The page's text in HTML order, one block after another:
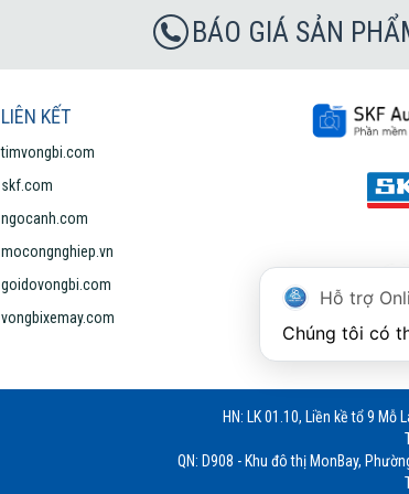
BÁO GIÁ SẢN
LIÊN KẾT
timvongbi.com
skf.com
ngocanh.com
mocongnghiep.vn
goidovongbi.com
vongbixemay.com
HN: LK 01.10, Liền kề tổ 9 Mỗ
QN: D908 - Khu đô thị MonBay,
Hỗ trợ
Chúng tôi có